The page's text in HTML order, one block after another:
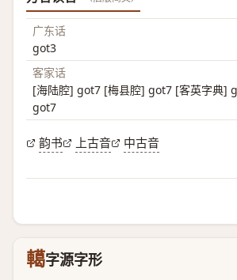
广东话
got3
客家话
[海陆腔] got7 [梅县腔] got7 [客英字典]
got7
韵书 上古音 中古音
轕字源字形